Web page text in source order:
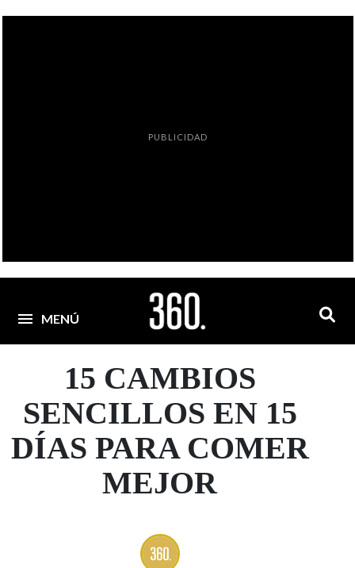
PUBLICIDAD
MENÚ
15 CAMBIOS
SENCILLOS EN 15
DÍAS PARA COMER
MEJOR